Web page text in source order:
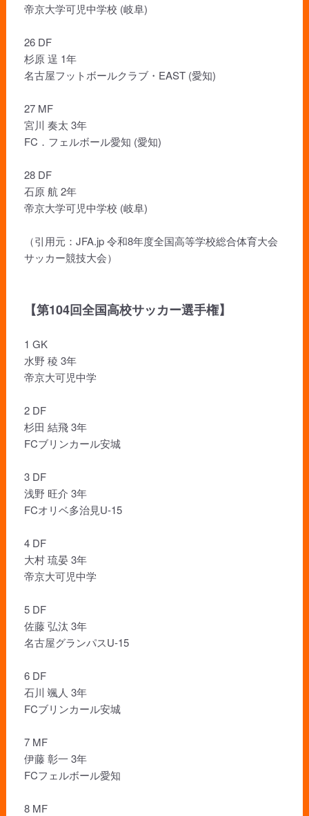
帝京大学可児中学校 (岐阜)
26 DF
杉原 逞 1年
名古屋フットボールクラブ・EAST (愛知)
27 MF
宮川 奏太 3年
FC．フェルボール愛知 (愛知)
28 DF
石原 航 2年
帝京大学可児中学校 (岐阜)
（引用元：JFA.jp 令和8年度全国高等学校総合体育大会
サッカー競技大会）
【第104回全国高校サッカー選手権】
1 GK
水野 稜 3年
帝京大可児中学
2 DF
杉田 結飛 3年
FCブリンカール安城
3 DF
浅野 旺介 3年
FCオリベ多治見U-15
4 DF
大村 琉晏 3年
帝京大可児中学
5 DF
佐藤 弘汰 3年
名古屋グランパスU-15
6 DF
石川 颯人 3年
FCブリンカール安城
7 MF
伊藤 彰一 3年
FCフェルボール愛知
8 MF